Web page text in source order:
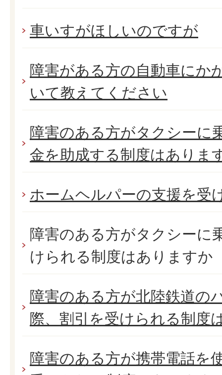
車いすがほしいのですが
障害がある方の自動車にか
いて教えてください
障害のある方がタクシーに
金を助成する制度はありま
ホームヘルパーの支援を受
障害のある方がタクシーに
けられる制度はありますか
障害のある方が北陸鉄道の
際、割引を受けられる制度
障害のある方が携帯電話を